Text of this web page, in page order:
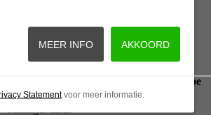
om bezoekers te volgen en
te tonen.
Type
Google Tag
AKKOORD
MEER INFO
Statementvoor meer informatie.